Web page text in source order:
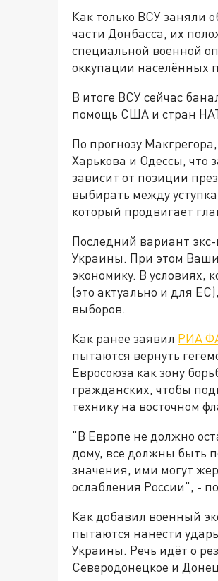
Как только ВСУ заняли
части Донбасса, их
специальной военной
оккупации населённых
В итоге ВСУ сейчас
помощь США и стран
По прогнозу
Харькова и Одессы, что
зависит от позиции
выбирать между
который продвигает
Последний вариант
Украины. При этом
экономику. В условиях,
(это актуально и для
выборов.
Как ранее заявил РИА
пытаются вернуть
Евросоюза как зону
гражданских, чтобы
технику на восточном
"В Европе не должно
дому, все должны быть
значения, ими могут
ослабления России", -
Как добавил военный
пытаются нанести
Украины. Речь идёт о
Северодонецкое и